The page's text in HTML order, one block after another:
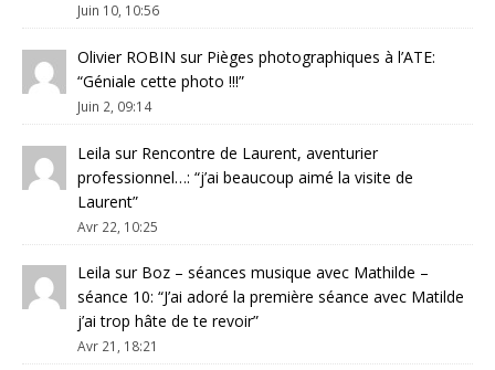
Juin 10, 10:56
Olivier ROBIN sur Pièges photographiques à l’ATE:
“Géniale cette photo !!!”
Juin 2, 09:14
Leila sur Rencontre de Laurent, aventurier
professionnel…: “j’ai beaucoup aimé la visite de
Laurent”
Avr 22, 10:25
Leila sur Boz – séances musique avec Mathilde –
séance 10: “J’ai adoré la première séance avec Matilde
j’ai trop hâte de te revoir”
Avr 21, 18:21